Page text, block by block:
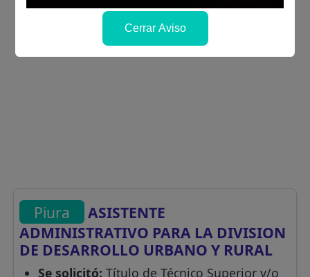
Piura
ASISTENTE
ADMINISTRATIVO PARA LA DIVISION
DE DESARROLLO URBANO Y RURAL
Se solicitó: Título de Técnico Superior y/o
Cerrar Aviso